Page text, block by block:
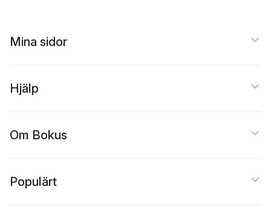
Mina sidor
Hjälp
Om Bokus
Populärt